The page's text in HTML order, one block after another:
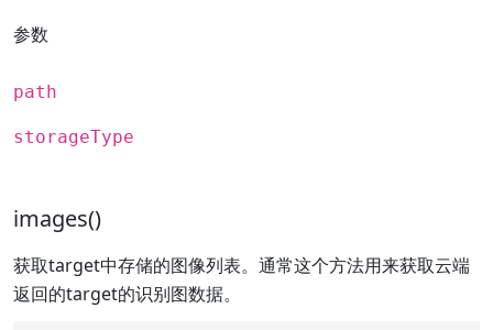
参数
path
storageType
images()
获取target中存储的图像列表。通常这个方法用来获取云端
返回的target的识别图数据。